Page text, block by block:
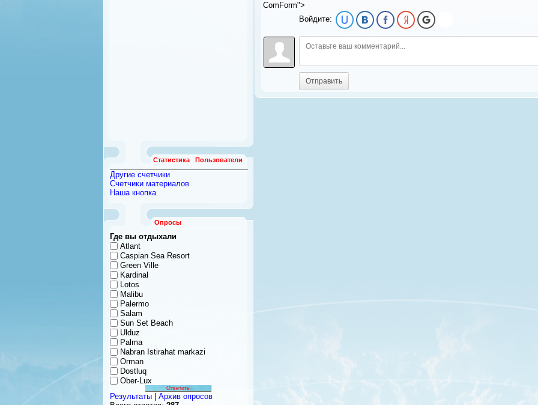
Статистика Пользователи
Другие счетчики
Счетчики материалов
Наша кнопка
Опросы
Где вы отдыхали
Atlant
Caspian Sea Resort
Green Ville
Kardinal
Lotos
Malibu
Palermo
Salam
Sun Set Beach
Ulduz
Palma
Nabran Istirahat markazi
Orman
Dostluq
Ober-Lux
Результаты
Архив опросов
ComForm">
Войдите:
Отправить